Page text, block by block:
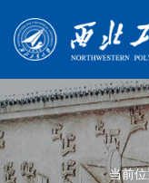
当前位